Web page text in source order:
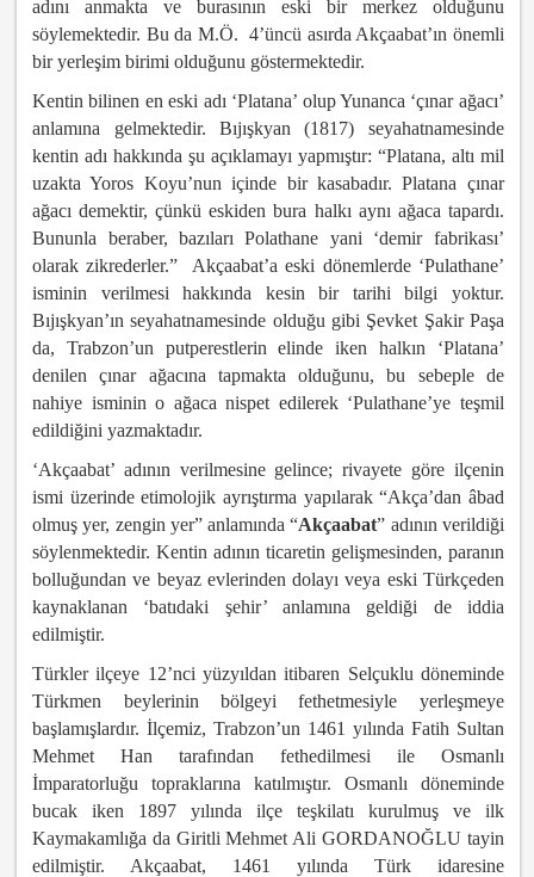
adını anmakta ve burasının eski bir merkez olduğunu
söylemektedir. Bu da M.Ö. 4’üncü asırda Akçaabat’ın önemli
bir yerleşim birimi olduğunu göstermektedir.
Kentin bilinen en eski adı ‘Platana’ olup Yunanca ‘çınar ağacı’
anlamına gelmektedir. Bıjışkyan (1817) seyahatnamesinde
kentin adı hakkında şu açıklamayı yapmıştır: “Platana, altı mil
uzakta Yoros Koyu’nun içinde bir kasabadır. Platana çınar
ağacı demektir, çünkü eskiden bura halkı aynı ağaca tapardı.
Bununla beraber, bazıları Polathane yani ‘demir fabrikası’
olarak zikrederler.” Akçaabat’a eski dönemlerde ‘Pulathane’
isminin verilmesi hakkında kesin bir tarihi bilgi yoktur.
Bıjışkyan’ın seyahatnamesinde olduğu gibi Şevket Şakir Paşa
da, Trabzon’un putperestlerin elinde iken halkın ‘Platana’
denilen çınar ağacına tapmakta olduğunu, bu sebeple de
nahiye isminin o ağaca nispet edilerek ‘Pulathane’ye teşmil
edildiğini yazmaktadır.
‘Akçaabat’ adının verilmesine gelince; rivayete göre ilçenin
ismi üzerinde etimolojik ayrıştırma yapılarak “Akça’dan âbad
olmuş yer, zengin yer” anlamında “Akçaabat” adının verildiği
söylenmektedir. Kentin adının ticaretin gelişmesinden, paranın
bolluğundan ve beyaz evlerinden dolayı veya eski Türkçeden
kaynaklanan ‘batıdaki şehir’ anlamına geldiği de iddia
edilmiştir.
Türkler ilçeye 12’nci yüzyıldan itibaren Selçuklu döneminde
Türkmen beylerinin bölgeyi fethetmesiyle yerleşmeye
başlamışlardır. İlçemiz, Trabzon’un 1461 yılında Fatih Sultan
Mehmet Han tarafından fethedilmesi ile Osmanlı
İmparatorluğu topraklarına katılmıştır. Osmanlı döneminde
bucak iken 1897 yılında ilçe teşkilatı kurulmuş ve ilk
Kaymakamlığa da Giritli Mehmet Ali GORDANOĞLU tayin
edilmiştir. Akçaabat, 1461 yılında Türk idaresine